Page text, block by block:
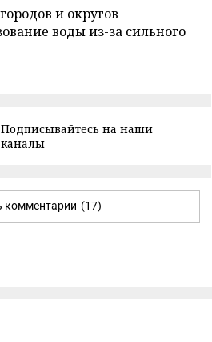
и округов
воды из-за сильного
Подписывайтесь на наши
каналы
комментарии (17)